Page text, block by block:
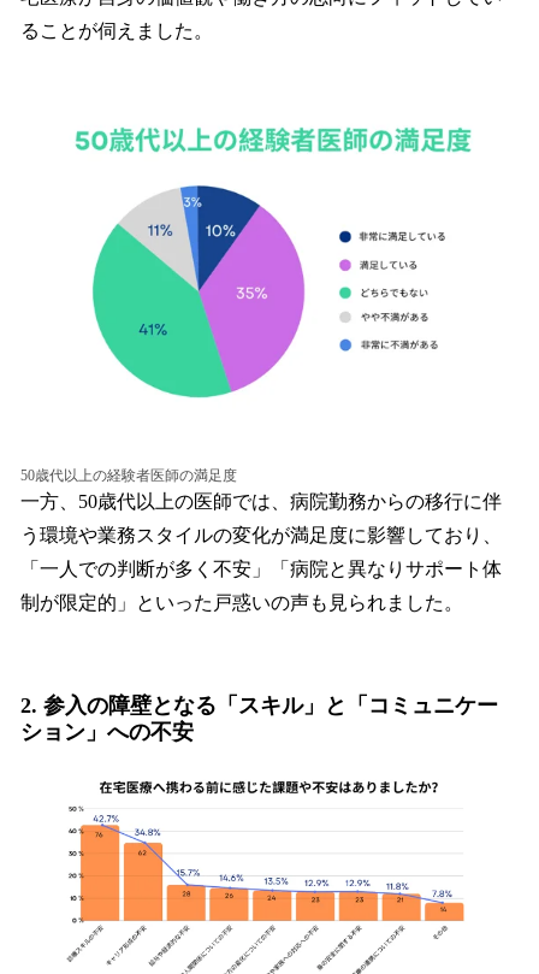
ることが伺えました。
50歳代以上の経験者医師の満足度
一方、50歳代以上の医師では、病院勤務からの移行に伴
う環境や業務スタイルの変化が満足度に影響しており、
「一人での判断が多く不安」「病院と異なりサポート体
制が限定的」といった戸惑いの声も見られました。
2. 参入の障壁となる「スキル」と「コミュニケー
ション」への不安